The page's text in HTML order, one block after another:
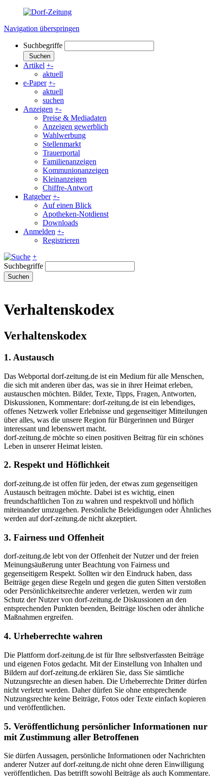
Navigation überspringen
Suchbegriffe
Suchen
Artikel +-
aktuell
e-Paper +-
aktuell
suchen
Anzeigen +-
Preise & Mediadaten
Anzeigen gewerblich
Wahlwerbung
Stellenmarkt
Trauerportal
Familienanzeigen
Kommunionanzeigen
Kleinanzeigen
Chiffre-Antwort
Ratgeber +-
Auf einen Blick
Apotheken-Notdienst
Downloads
Anmelden +-
Registrieren
+
Suchbegriffe
Suchen
Verhaltenskodex
Verhaltenskodex
1. Austausch
Das Webportal dorf-zeitung.de ist ein Medium für alle Menschen,
die sich mit anderen über das, was sie in ihrer Heimat erleben,
austauschen möchten. Bilder, Texte, Tipps, Fragen, Antworten,
Diskussionen, Kommentare: dorf-zeitung.de ist ein lebendiges,
offenes Netzwerk voller Erlebnisse und gegenseitiger Mitteilungen
über alles, was die unsere Region für Bürgerinnen und Bürger
interessant und lebenswert macht.
dorf-zeitung.de möchte so einen positiven Beitrag für ein schönes
Leben in unserer Heimat leisten.
2. Respekt und Höflichkeit
dorf-zeitung.de ist offen für jeden, der etwas zum gegenseitigen
Austausch beitragen möchte. Dabei ist es wichtig, einen
freundschaftlichen Ton zu wahren und respektvoll und höflich
miteinander umzugehen. Persönliche Beleidigungen oder Ähnliches
werden auf dorf-zeitung.de nicht akzeptiert.
3. Fairness und Offenheit
dorf-zeitung.de lebt von der Offenheit der Nutzer und der freien
Meinungsäußerung unter Beachtung von Fairness und
gegenseitigem Respekt. Sollten wir den Eindruck haben, dass
Beiträge gegen diese Regeln und gegen die guten Sitten verstoßen
oder Persönlichkeitsrechte anderer verletzen, werden wir zum
Schutz der Nutzer von dorf-zeitung.de Diskussionen an den
entsprechenden Punkten beenden, Beiträge löschen oder ähnliche
Maßnahmen ergreifen.
4. Urheberrechte wahren
Die Plattform dorf-zeitung.de ist für Ihre selbstverfassten Beiträge
und eigenen Fotos gedacht. Mit der Einstellung von Inhalten und
Bildern auf dorf-zeitung.de erklären Sie, dass Sie sämtliche
Nutzungsrechte an diesen haben. Die Urheberrechte Dritter dürfen
nicht verletzt werden. Daher dürfen Sie ohne entsprechende
Nutzungsrechte keine Beiträge, Fotos oder Texte einfach kopieren
und veröffentlichen.
5. Veröffentlichung persönlicher Informationen nur
mit Zustimmung aller Betroffenen
Sie dürfen Aussagen, persönliche Informationen oder Nachrichten
anderer Nutzer auf dorf-zeitung.de nicht ohne deren Einwilligung
veröffentlichen. Das betrifft sowohl Beiträge als auch Kommentare.